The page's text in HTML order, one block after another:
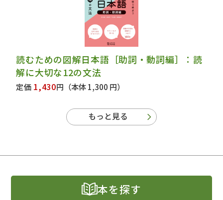
読むための図解日本語［助詞・動詞編］：読
解に大切な12の文法
定価 1,430円 （本体 1,300 円）
もっと見る
本を探す